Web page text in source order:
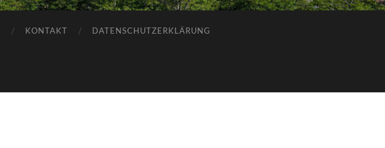
KONTAKT DATENSCHUTZERKLÄRUNG